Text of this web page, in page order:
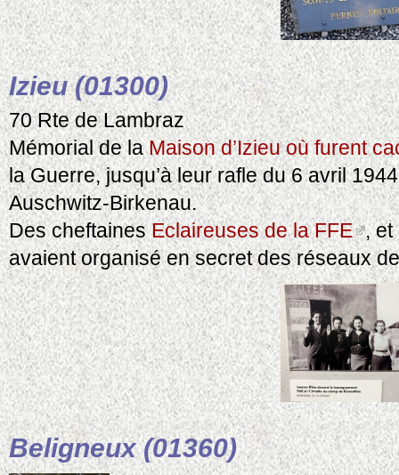
Izieu (01300)
70 Rte de Lambraz
Mémorial de laMaison d’Izieu où furent
la Guerre, jusqu’à leur rafle du 6 avril
Auschwitz-Birkenau.
Des cheftainesEclaireuses de la FFE , et
avaient organisé en secret des réseaux
Beligneux (01360)